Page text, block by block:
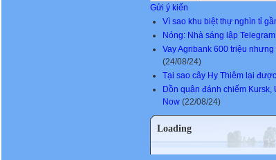
Gửi ý kiến
Vì sao khu biệt thự nghìn tỉ
Nóng: Nhà sáng lập
Vay Agribank 600 triệu
(24/08/24)
Tại sao cây Hy Thiêm lại
Dồn quân đánh chiếm Kursk,
Now (22/08/24)
Loading